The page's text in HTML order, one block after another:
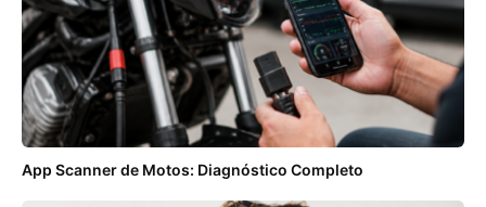
App Scanner de Motos: Diagnóstico Completo